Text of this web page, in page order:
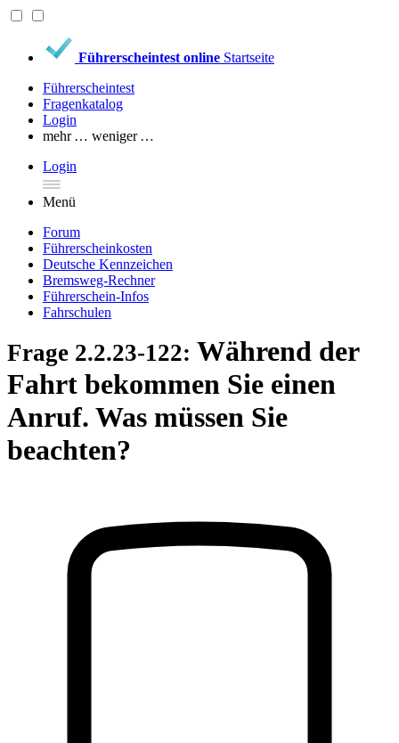
Führerscheintest online Startseite
Führerscheintest
Fragenkatalog
Login
mehr … weniger …
Login
Menü
Forum
Führerscheinkosten
Deutsche Kennzeichen
Bremsweg-Rechner
Führerschein-Infos
Fahrschulen
Frage 2.2.23-122: Während der
Fahrt bekommen Sie einen
Anruf. Was müssen Sie
beachten?